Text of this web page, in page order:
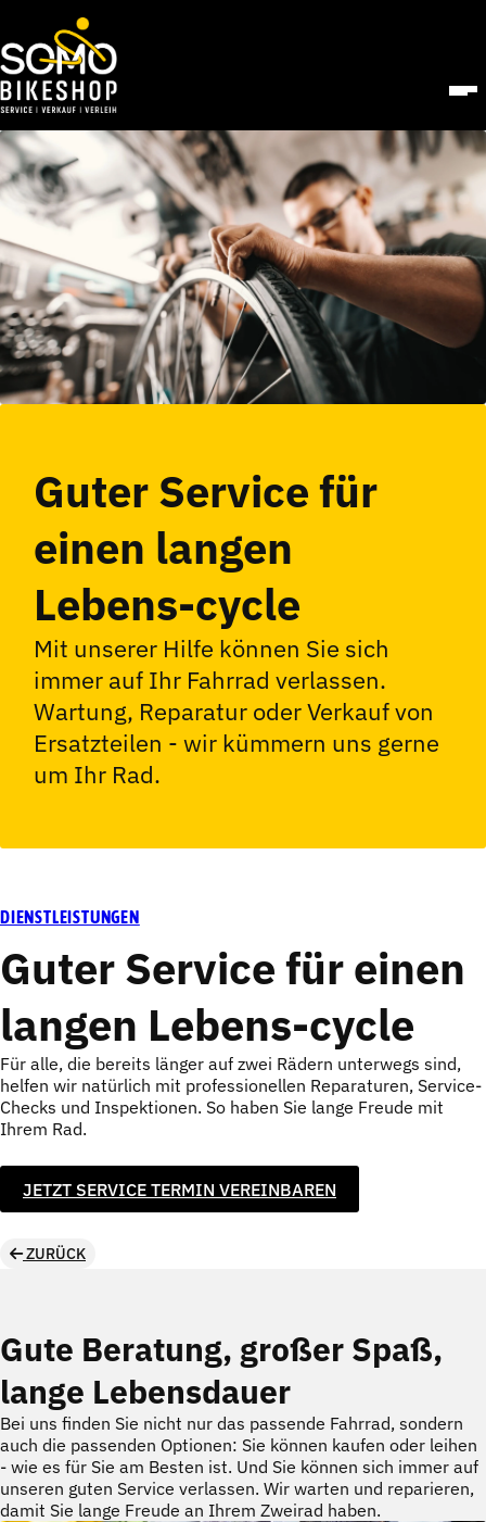
Guter Service für
einen langen
Lebens-cycle
Mit unserer Hilfe können Sie sich
immer auf Ihr Fahrrad verlassen.
Wartung, Reparatur oder Verkauf von
Ersatzteilen - wir kümmern uns gerne
um Ihr Rad.
DIENSTLEISTUNGEN
Guter Service für einen
langen Lebens-cycle
Für alle, die bereits länger auf zwei Rädern unterwegs sind,
helfen wir natürlich mit professionellen Reparaturen, Service-
Checks und Inspektionen. So haben Sie lange Freude mit
Ihrem Rad.
JETZT SERVICE TERMIN VEREINBAREN
ZURÜCK
Gute Beratung, großer Spaß,
lange Lebensdauer
Bei uns finden Sie nicht nur das passende Fahrrad, sondern
auch die passenden Optionen: Sie können kaufen oder leihen
- wie es für Sie am Besten ist. Und Sie können sich immer auf
unseren guten Service verlassen. Wir warten und reparieren,
damit Sie lange Freude an Ihrem Zweirad haben.